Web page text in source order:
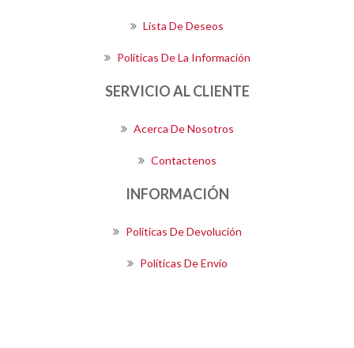
Lista De Deseos
Políticas De La Información
SERVICIO AL CLIENTE
Acerca De Nosotros
Contactenos
INFORMACIÓN
Políticas De Devolución
Políticas De Envío